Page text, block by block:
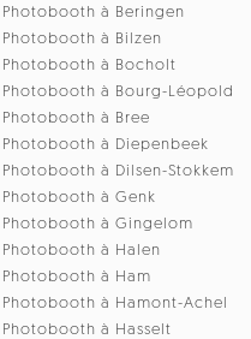
Photobooth à Beringen
Photobooth à Bilzen
Photobooth à Bocholt
Photobooth à Bourg-Léopold
Photobooth à Bree
Photobooth à Diepenbeek
Photobooth à Dilsen-Stokkem
Photobooth à Genk
Photobooth à Gingelom
Photobooth à Halen
Photobooth à Ham
Photobooth à Hamont-Achel
Photobooth à Hasselt